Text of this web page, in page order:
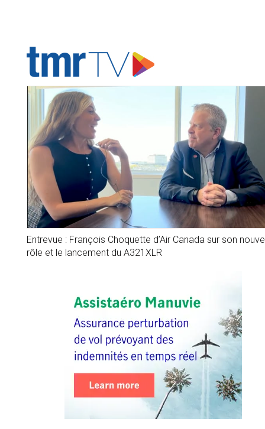
Entrevue : François Choquette d’Air Canada sur son
rôle et le lancement du A321XLR